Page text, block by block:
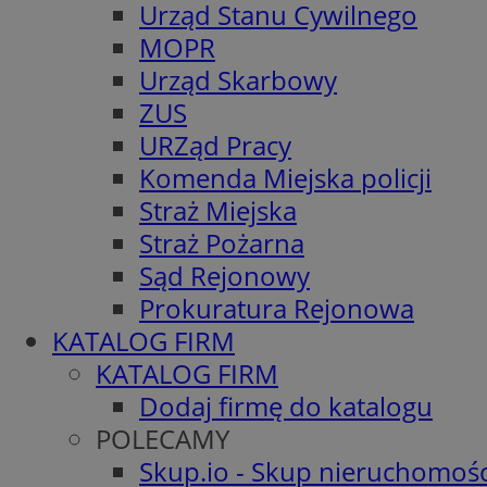
Urząd Stanu Cywilnego
MOPR
Urząd Skarbowy
ZUS
URZąd Pracy
Komenda Miejska policji
Straż Miejska
Straż Pożarna
Sąd Rejonowy
Prokuratura Rejonowa
KATALOG FIRM
KATALOG FIRM
Dodaj firmę do katalogu
POLECAMY
Skup.io - Skup